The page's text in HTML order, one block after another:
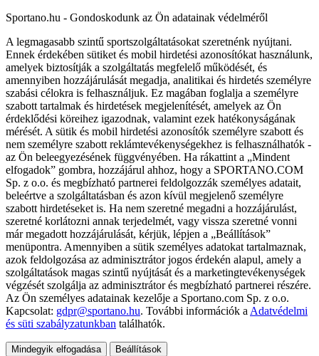
Sportano.hu - Gondoskodunk az Ön adatainak védelméről
A legmagasabb szintű sportszolgáltatásokat szeretnénk nyújtani.
Ennek érdekében sütiket és mobil hirdetési azonosítókat használunk,
amelyek biztosítják a szolgáltatás megfelelő működését, és
amennyiben hozzájárulását megadja, analitikai és hirdetés személyre
szabási célokra is felhasználjuk. Ez magában foglalja a személyre
szabott tartalmak és hirdetések megjelenítését, amelyek az Ön
érdeklődési köreihez igazodnak, valamint ezek hatékonyságának
mérését. A sütik és mobil hirdetési azonosítók személyre szabott és
nem személyre szabott reklámtevékenységekhez is felhasználhatók -
az Ön beleegyezésének függvényében. Ha rákattint a „Mindent
elfogadok” gombra, hozzájárul ahhoz, hogy a SPORTANO.COM
Sp. z o.o. és megbízható partnerei feldolgozzák személyes adatait,
beleértve a szolgáltatásban és azon kívül megjelenő személyre
szabott hirdetéseket is. Ha nem szeretné megadni a hozzájárulást,
szeretné korlátozni annak terjedelmét, vagy vissza szeretné vonni
már megadott hozzájárulását, kérjük, lépjen a „Beállítások”
menüpontra. Amennyiben a sütik személyes adatokat tartalmaznak,
azok feldolgozása az adminisztrátor jogos érdekén alapul, amely a
szolgáltatások magas szintű nyújtását és a marketingtevékenységek
végzését szolgálja az adminisztrátor és megbízható partnerei részére.
Az Ön személyes adatainak kezelője a Sportano.com Sp. z o.o.
Kapcsolat: gdpr@sportano.hu. További információk a Adatvédelmi
és süti szabályzatunkban találhatók.
Mindegyik elfogadása Beállítások